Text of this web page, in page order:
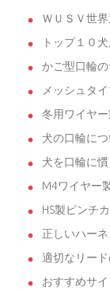
ＷＵＳＶ世
トップ１０
かご型口輪
メッシュタ
冬用ワイヤ
犬の口輪につ
犬を口輪に
M4ワイヤー
HS製ピンチ
正しいハー
適切なリー
おすすめサ